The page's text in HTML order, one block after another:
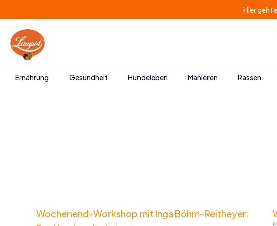
Inhalt
springen
Hier geht
Ernährung Gesundheit Hundeleben Manieren Rassen
Wochenend-Workshop mit Inga Böhm-Reitheyer: